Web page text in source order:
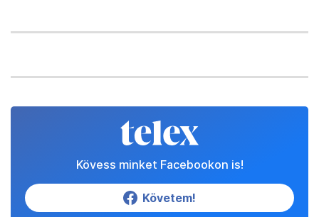
Kövess minket Facebookon is!
Követem!